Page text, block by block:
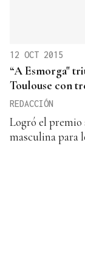
12 OCT 2015
“A Esmorga"
Toulouse con
REDACCIÓN
Logró el
masculina para